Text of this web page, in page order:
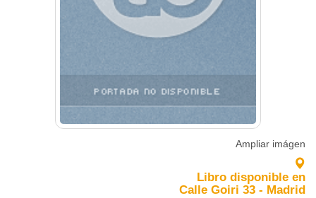
Ampliar imágen
Libro disponible en
Calle Goiri 33 - Madrid